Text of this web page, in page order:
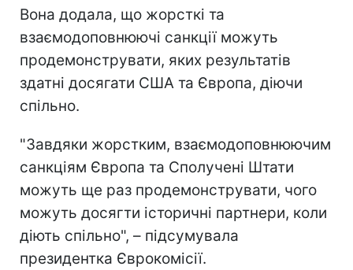
Вона додала, що жорсткі та
взаємодоповнюючі санкції можуть
продемонструвати, яких результатів
здатні досягати США та Європа, діючи
спільно.
"Завдяки жорстким, взаємодоповнюючим
санкціям Європа та Сполучені Штати
можуть ще раз продемонструвати, чого
можуть досягти історичні партнери, коли
діють спільно", – підсумувала
президентка Єврокомісії.